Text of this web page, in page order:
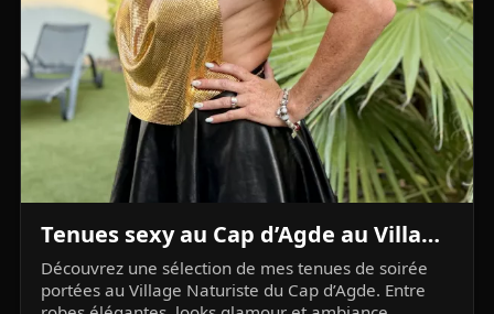
Tenues sexy au Cap d’Agde au Village Naturiste en soirée
Découvrez une sélection de mes tenues de soirée
portées au Village Naturiste du Cap d’Agde. Entre